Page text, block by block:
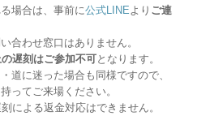
場合は、事前に公式LINE より ご連
合わせ窓口はありません。
遅刻はご参加不可となります。
道に迷った場合も同様ですので、
ってご来場ください。
による返金対応はできません。